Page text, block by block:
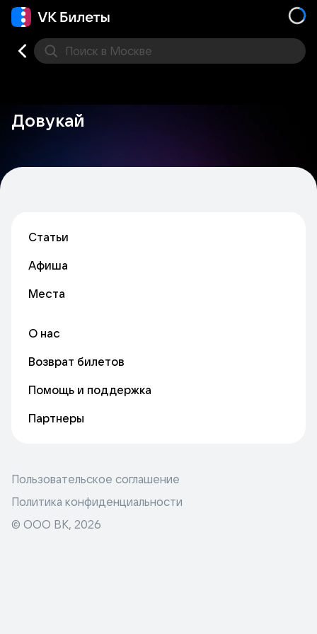
Поиск в Москве
Довукай
Статьи
Афиша
Места
О нас
Возврат билетов
Помощь и поддержка
Партнеры
Пользовательское соглашение
Политика конфиденциальности
© ООО ВК, 2026